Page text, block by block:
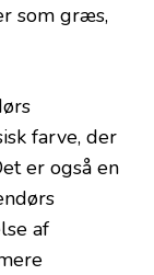
som græs,
farve, der
er også en
af